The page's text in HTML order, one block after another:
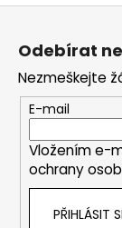
Z
Odebírat
Nezmeškejte
E-mail
Vložením e-
ochrany
PŘIHLÁSIT